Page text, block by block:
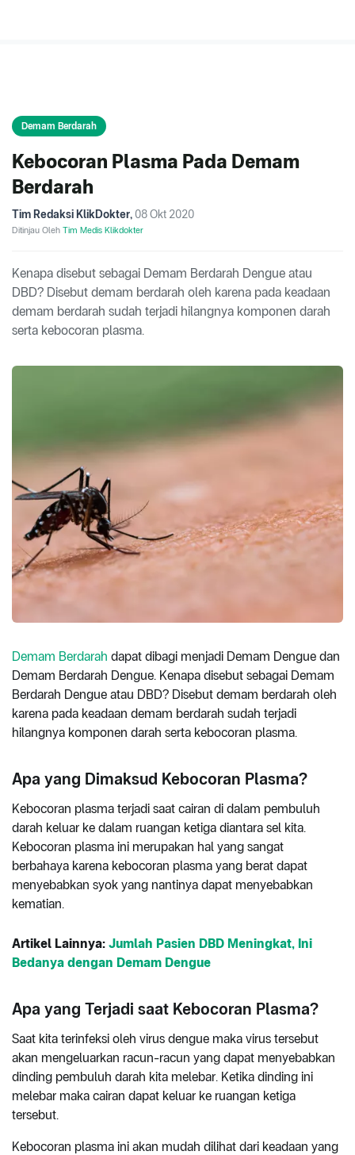
Demam Berdarah
Kebocoran Plasma Pada Demam
Berdarah
Tim Redaksi KlikDokter, 08 Okt 2020
Ditinjau Oleh Tim Medis Klikdokter
Kenapa disebut sebagai Demam Berdarah Dengue atau
DBD? Disebut demam berdarah oleh karena pada keadaan
demam berdarah sudah terjadi hilangnya komponen darah
serta kebocoran plasma.
Demam Berdarah dapat dibagi menjadi Demam Dengue dan
Demam Berdarah Dengue. Kenapa disebut sebagai Demam
Berdarah Dengue atau DBD? Disebut demam berdarah oleh
karena pada keadaan demam berdarah sudah terjadi
hilangnya komponen darah serta kebocoran plasma.
Apa yang Dimaksud Kebocoran Plasma?
Kebocoran plasma terjadi saat cairan di dalam pembuluh
darah keluar ke dalam ruangan ketiga diantara sel kita.
Kebocoran plasma ini merupakan hal yang sangat
berbahaya karena kebocoran plasma yang berat dapat
menyebabkan syok yang nantinya dapat menyebabkan
kematian.
Artikel Lainnya: Jumlah Pasien DBD Meningkat, Ini
Bedanya dengan Demam Dengue
Apa yang Terjadi saat Kebocoran Plasma?
Saat kita terinfeksi oleh virus dengue maka virus tersebut
akan mengeluarkan racun-racun yang dapat menyebabkan
dinding pembuluh darah kita melebar. Ketika dinding ini
melebar maka cairan dapat keluar ke ruangan ketiga
tersebut.
Kebocoran plasma ini akan mudah dilihat dari keadaan yang